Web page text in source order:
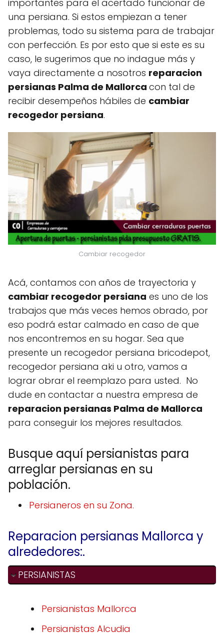
importantes para el acertado funcionar de
una persiana. Si estos empiezan a tener
problemas, todo su sistema para de trabajar
con perfección. Es por esto que si este es su
caso, le sugerimos que no indague más y
vaya directamente a nosotros reparacion
persianas Palma de Mallorca con tal de
recibir desempeños hábiles de cambiar
recogedor persiana.
Cambiar recogedor
Acá, contamos con años de trayectoria y
cambiar recogedor persiana es uno de los
trabajos que más veces hemos obrado, por
eso podrá estar calmado en caso de que
nos encontremos en su hogar. Sea que
presente un recogedor persiana bricodepot,
recogedor persiana aki u otro, vamos a
lograr obrar el reemplazo para usted. No
dude en contactar a nuestra empresa de
reparacion persianas Palma de Mallorca
para conseguir los mejores resultados.
Busque aquí persianistas para
arreglar persianas en su
población.
Persianeros en su Zona.
Reparacion persianas Mallorca y
alrededores:.
PERSIANISTAS
Persianistas Mallorca
Persianistas Alcudia